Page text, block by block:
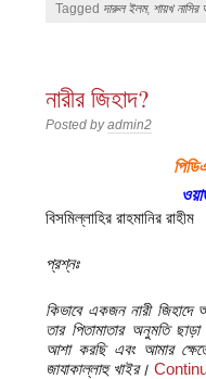
Tagged দারুল ইলম, শায়খ
নারীর জিহাদ?
Posted byadmin2
বিসমিল্লাহির রাহমানির রাহীম
প্রশ্নঃ
কিভাবে একজন নারী
তার পিতামাতার অনুমতি
আশা করছি এবং আমার
জাযাকাল্লাহু খাইর।